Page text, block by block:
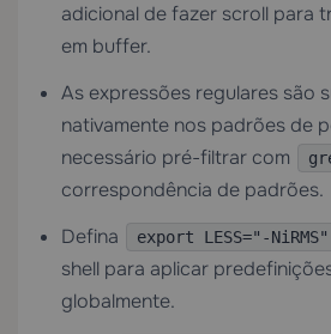
adicional de fazer scroll para
em buffer.
As expressões regulares são
nativamente nos padrões de
necessário pré-filtrar com
correspondência de padrões.
Defina
export LESS="-NiRMS"
shell para aplicar
globalmente.